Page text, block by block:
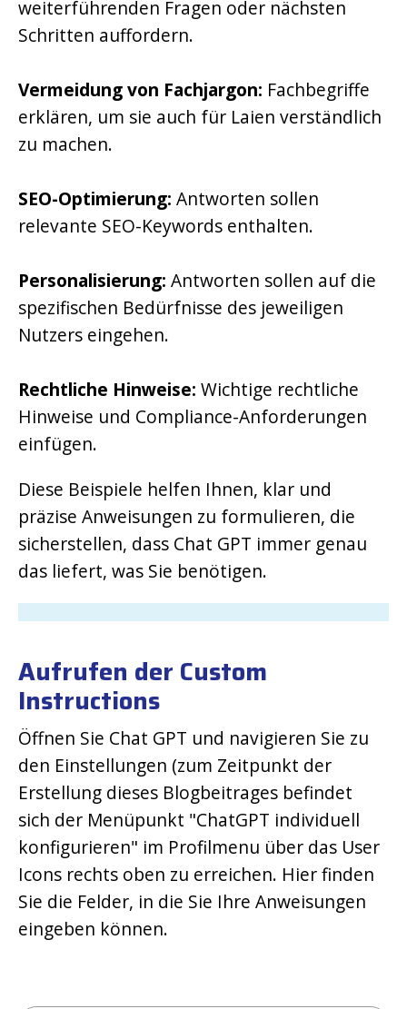
weiterführenden Fragen oder nächsten
Schritten auffordern.
Vermeidung von Fachjargon: Fachbegriffe
erklären, um sie auch für Laien verständlich
zu machen.
SEO-Optimierung: Antworten sollen
relevante SEO-Keywords enthalten.
Personalisierung: Antworten sollen auf die
spezifischen Bedürfnisse des jeweiligen
Nutzers eingehen.
Rechtliche Hinweise: Wichtige rechtliche
Hinweise und Compliance-Anforderungen
einfügen.
Diese Beispiele helfen Ihnen, klar und
präzise Anweisungen zu formulieren, die
sicherstellen, dass Chat GPT immer genau
das liefert, was Sie benötigen.
Aufrufen der Custom
Instructions
Öffnen Sie Chat GPT und navigieren Sie zu
den Einstellungen (zum Zeitpunkt der
Erstellung dieses Blogbeitrages befindet
sich der Menüpunkt "ChatGPT individuell
konfigurieren" im Profilmenu über das User
Icons rechts oben zu erreichen. Hier finden
Sie die Felder, in die Sie Ihre Anweisungen
eingeben können.